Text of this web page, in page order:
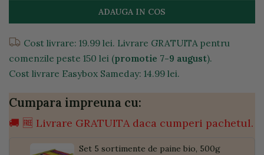
ADAUGA IN COS
Cost livrare: 19.99 lei. Livrare GRATUITA pentru
comenzile peste 150 lei (promotie 7-9 august).
Cost livrare Easybox Sameday: 14.99 lei.
Cumpara impreuna cu:
🚚 🆓 Livrare GRATUITA daca cumperi pachetul.
Set 5 sortimente de paine bio, 500g